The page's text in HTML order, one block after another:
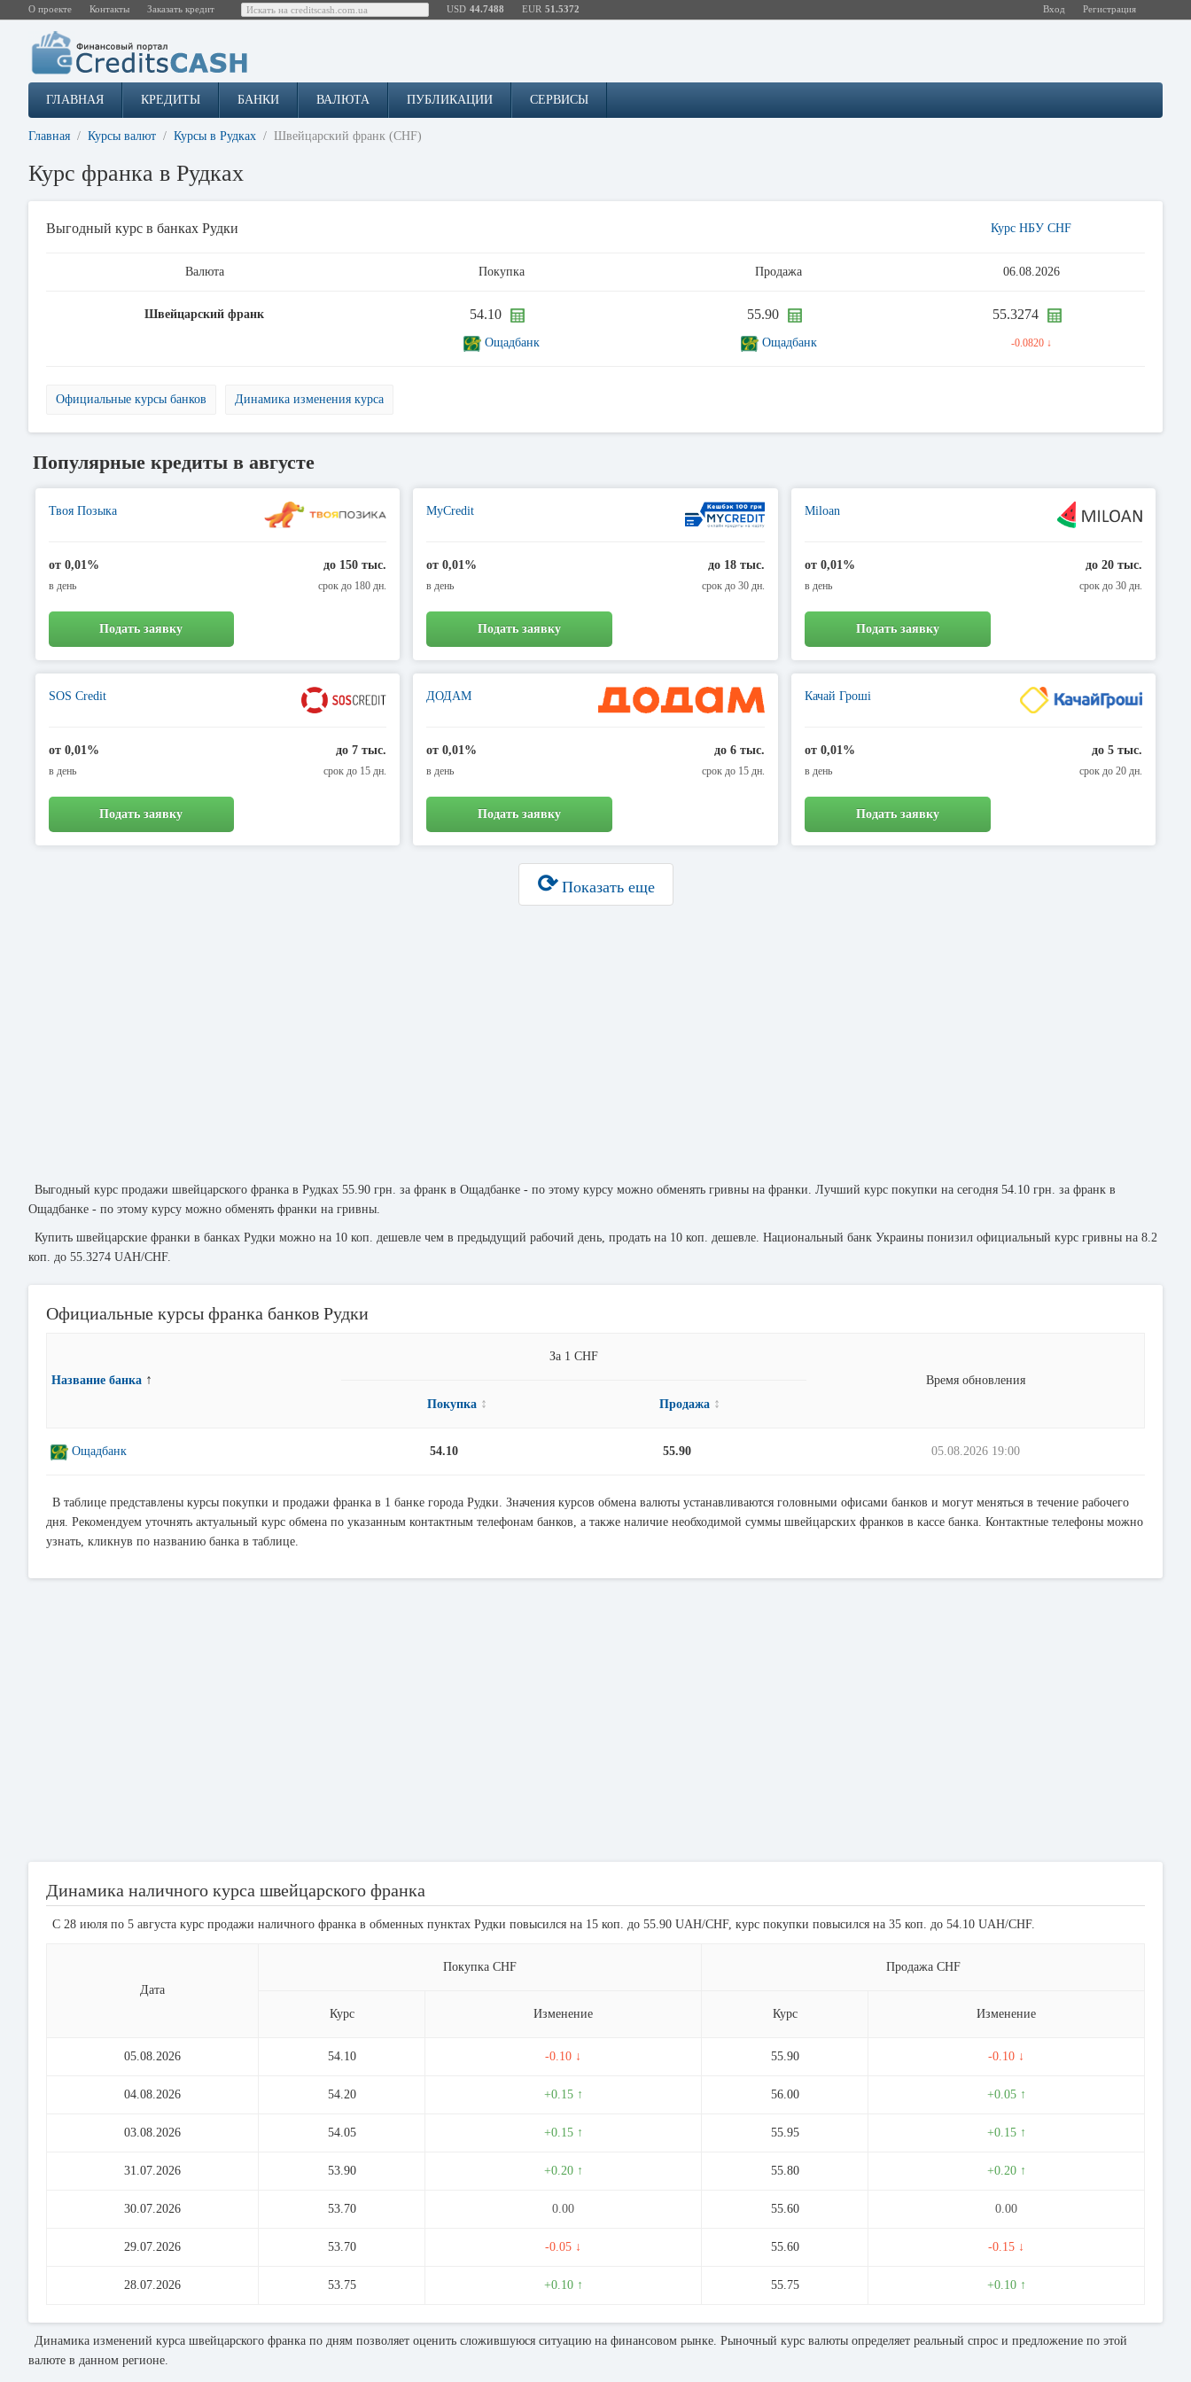
О проекте Контакты Заказать кредит USD 44.7488 EUR 51.5372 Вход Регистрация
ГЛАВНАЯ КРЕДИТЫ БАНКИ ВАЛЮТА ПУБЛИКАЦИИ СЕРВИСЫ
Главная Курсы валют Курсы в Рудках Швейцарский франк (CHF)
Курс франка в Рудках
Выгодный курс в банках Рудки Курс НБУ CHF
Валюта Покупка Продажа 06.08.2026
Швейцарский франк 54.10
Ощадбанк
55.90
Ощадбанк
55.3274
-0.0820 ↓
Официальные курсы банков Динамика изменения курса
Популярные кредиты в августе
Твоя Позыка
от 0,01%
в день
до 150 тыс.
срок до 180 дн.
Подать заявку
MyCredit
от 0,01%
в день
до 18 тыс.
срок до 30 дн.
Подать заявку
Miloan
от 0,01%
в день
до 20 тыс.
срок до 30 дн.
Подать заявку
SOS Credit
от 0,01%
в день
до 7 тыс.
срок до 15 дн.
Подать заявку
ДОДАМ
от 0,01%
в день
до 6 тыс.
срок до 15 дн.
Подать заявку
Качай Гроші
от 0,01%
в день
до 5 тыс.
срок до 20 дн.
Подать заявку
⟳Показать еще
Выгодный курс продажи швейцарского франка в Рудках 55.90 грн. за франк в Ощадбанке - по этому курсу можно обменять гривны на франки. Лучший курс покупки на сегодня 54.10 грн. за франк в
Ощадбанке - по этому курсу можно обменять франки на гривны.
Купить швейцарские франки в банках Рудки можно на 10 коп. дешевле чем в предыдущий рабочий день, продать на 10 коп. дешевле. Национальный банк Украины понизил официальный курс гривны на 8.2
коп. до 55.3274 UAH/CHF.
Официальные курсы франка банков Рудки
Название банка ↑
За 1 CHF
Время обновления
Покупка ↕ Продажа ↕
Ощадбанк 54.10 55.90 05.08.2026 19:00
В таблице представлены курсы покупки и продажи франка в 1 банке города Рудки. Значения курсов обмена валюты устанавливаются головными офисами банков и могут меняться в течение рабочего
дня. Рекомендуем уточнять актуальный курс обмена по указанным контактным телефонам банков, а также наличие необходимой суммы швейцарских франков в кассе банка. Контактные телефоны можно
узнать, кликнув по названию банка в таблице.
Динамика наличного курса швейцарского франка
С 28 июля по 5 августа курс продажи наличного франка в обменных пунктах Рудки повысился на 15 коп. до 55.90 UAH/CHF, курс покупки повысился на 35 коп. до 54.10 UAH/CHF.
Дата
Покупка CHF Продажа CHF
Курс Изменение Курс Изменение
05.08.2026 54.10 -0.10 ↓ 55.90 -0.10 ↓
04.08.2026 54.20 +0.15 ↑ 56.00 +0.05 ↑
03.08.2026 54.05 +0.15 ↑ 55.95 +0.15 ↑
31.07.2026 53.90 +0.20 ↑ 55.80 +0.20 ↑
30.07.2026 53.70 0.00 55.60 0.00
29.07.2026 53.70 -0.05 ↓ 55.60 -0.15 ↓
28.07.2026 53.75 +0.10 ↑ 55.75 +0.10 ↑
Динамика изменений курса швейцарского франка по дням позволяет оценить сложившуюся ситуацию на финансовом рынке. Рыночный курс валюты определяет реальный спрос и предложение по этой
валюте в данном регионе.